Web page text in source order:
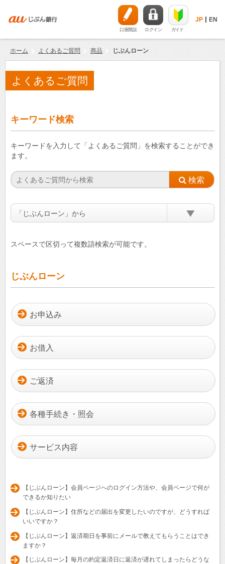
口座開設 ログイン ガイド
JP EN
ホーム よくあるご質問 商品 じぶんローン
よくあるご質問
キーワード検索
キーワードを入力して「よくあるご質問」を検索することができ
ます。
「じぶんローン」から
スペースで区切って複数語検索が可能です。
じぶんローン
お申込み
お借入
ご返済
各種手続き・照会
サービス内容
【じぶんローン】会員ページへのログイン方法や、会員ページで何が
できるか知りたい
【じぶんローン】住所などの届出を変更したいのですが、どうすれば
いいですか？
【じぶんローン】返済期日を事前にメールで教えてもらうことはでき
ますか？
【じぶんローン】毎月の約定返済日に返済が遅れてしまったらどうな